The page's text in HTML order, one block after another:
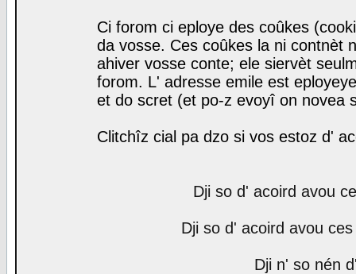
Ci forom ci eploye des coûkes
da vosse. Ces coûkes la ni contnèt
ahiver vosse conte; ele siervèt
forom. L' adresse emile est
et do scret (et po-z evoyî on novea
Clitchîz cial pa dzo si vos estoz d'
Dji so d' acoird avou
Dji so d' acoird avou
Dji n' so nén